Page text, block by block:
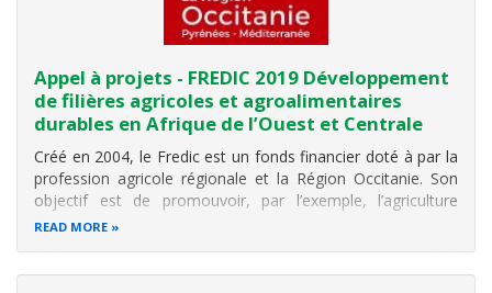
Appel à projets - FREDIC 2019 Développement
de filières agricoles et agroalimentaires
durables en Afrique de l’Ouest et Centrale
Créé en 2004, le Fredic est un fonds financier doté à par la
profession agricole régionale et la Région Occitanie. Son
objectif est de promouvoir, par l’exemple, l’agriculture
familiale et les filières territorialisées dans ce domaine,
READ MORE